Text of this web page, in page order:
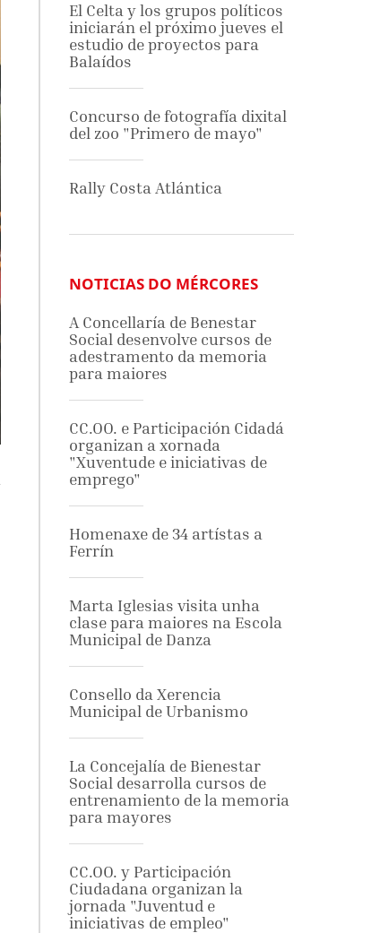
El Celta y los grupos políticos
iniciarán el próximo jueves el
estudio de proyectos para
Balaídos
Concurso de fotografía dixital
del zoo "Primero de mayo"
Rally Costa Atlántica
NOTICIAS DO MÉRCORES
A Concellaría de Benestar
Social desenvolve cursos de
adestramento da memoria
para maiores
CC.OO. e Participación Cidadá
organizan a xornada
"Xuventude e iniciativas de
emprego"
Homenaxe de 34 artístas a
Ferrín
Marta Iglesias visita unha
clase para maiores na Escola
Municipal de Danza
Consello da Xerencia
Municipal de Urbanismo
La Concejalía de Bienestar
Social desarrolla cursos de
entrenamiento de la memoria
para mayores
CC.OO. y Participación
Ciudadana organizan la
jornada "Juventud e
iniciativas de empleo"